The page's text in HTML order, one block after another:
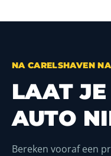
NA CARELSHAVEN
LAAT JE
AUTO
Bereken vooraf een